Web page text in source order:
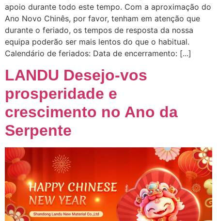
apoio durante todo este tempo. Com a aproximação do
Ano Novo Chinês, por favor, tenham em atenção que
durante o feriado, os tempos de resposta da nossa
equipa poderão ser mais lentos do que o habitual.
Calendário de feriados: Data de encerramento: [...]
LANDU Desejo-vos
prosperidade e
crescimento no Ano da
Serpente